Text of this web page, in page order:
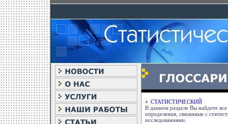
СТАТИСТИЧЕСКИЙ
В данном разделе Вы найдете
определения, связанные с
исследованиями.